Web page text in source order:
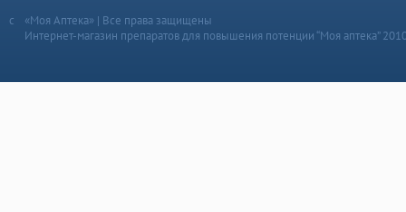
«Моя Аптека» | Все права защищены
Интернет-магазин препаратов для повышения потенции “Моя аптека”